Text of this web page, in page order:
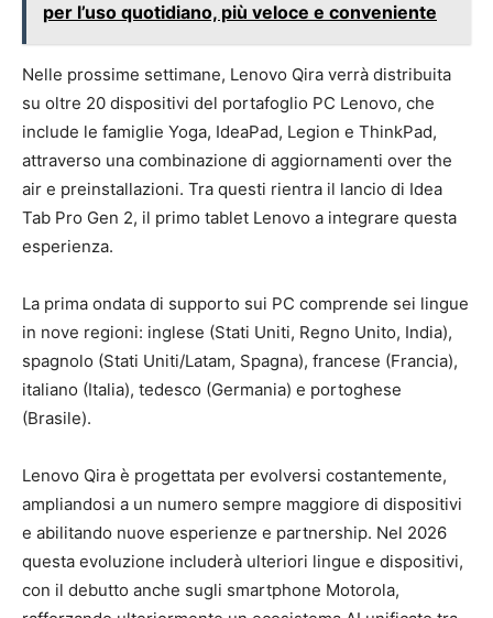
per l’uso quotidiano, più veloce e conveniente
Nelle prossime settimane, Lenovo Qira verrà distribuita
su oltre 20 dispositivi del portafoglio PC Lenovo, che
include le famiglie Yoga, IdeaPad, Legion e ThinkPad,
attraverso una combinazione di aggiornamenti over the
air e preinstallazioni. Tra questi rientra il lancio di Idea
Tab Pro Gen 2, il primo tablet Lenovo a integrare questa
esperienza.
La prima ondata di supporto sui PC comprende sei lingue
in nove regioni: inglese (Stati Uniti, Regno Unito, India),
spagnolo (Stati Uniti/Latam, Spagna), francese (Francia),
italiano (Italia), tedesco (Germania) e portoghese
(Brasile).
Lenovo Qira è progettata per evolversi costantemente,
ampliandosi a un numero sempre maggiore di dispositivi
e abilitando nuove esperienze e partnership. Nel 2026
questa evoluzione includerà ulteriori lingue e dispositivi,
con il debutto anche sugli smartphone Motorola,